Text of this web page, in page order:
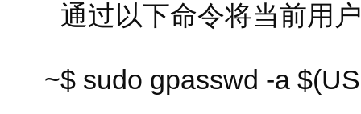
通过以下命令将当前用
~$ sudo gpasswd -a